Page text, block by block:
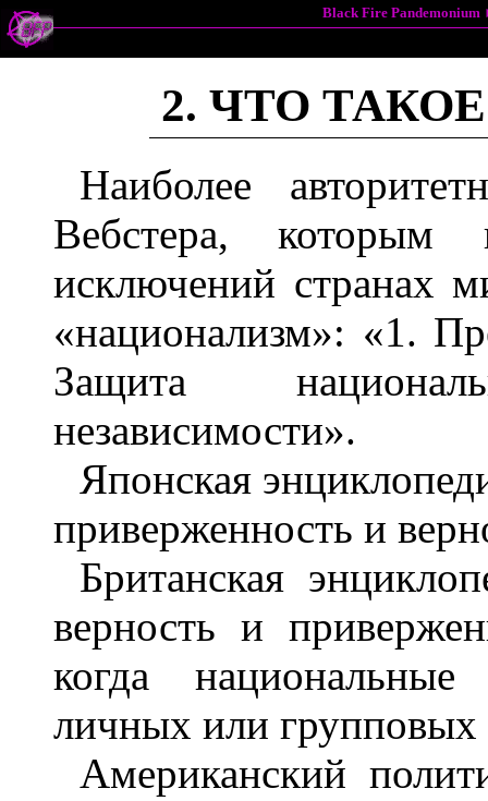
Black Fire Pandemonium
2. ЧТО
Наиболее
Вебстера,
исключений странах
«национализм»: «1.
Защита
независимости».
Японская
приверженность и
Британская
верность и
когда
личных или групповых
Американский